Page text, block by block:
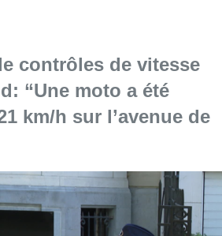
contrôles de vitesse
“Une moto a été
km/h sur l’avenue de